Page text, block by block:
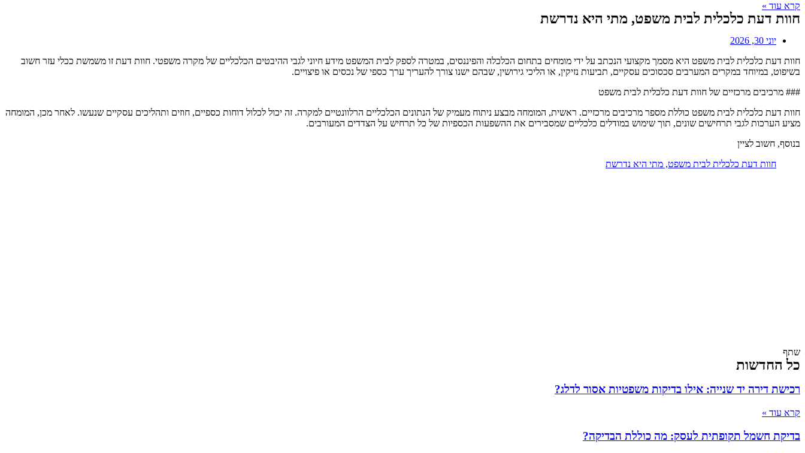
קרא עוד »
חוות דעת כלכלית לבית משפט, מתי היא נדרשת
יוני 30, 2026
חוות דעת כלכלית לבית משפט היא מסמך מקצועי הנכתב על ידי מומחים בתחום הכלכלה והפיננסים, במטרה לספק לבית המשפט מידע חיוני לגבי ההיבטים הכלכליים של מקרה משפטי. חוות דעת זו משמשת ככלי עזר חשוב
בשיפוט, במיוחד במקרים המערבים סכסוכים עסקיים, תביעות נזיקין, או הליכי גירושין, שבהם ישנו צורך להעריך ערך כספי של נכסים או פיצויים.
### מרכיבים מרכזיים של חוות דעת כלכלית לבית משפט
חוות דעת כלכלית לבית משפט כוללת מספר מרכיבים מרכזיים. ראשית, המומחה מבצע ניתוח מעמיק של הנתונים הכלכליים הרלוונטיים למקרה. זה יכול לכלול דוחות כספיים, חוזים ותהליכים עסקיים שנעשו. לאחר מכן, המומחה
מציע הערכות לגבי תרחישים שונים, תוך שימוש במודלים כלכליים שמסבירים את ההשפעות הכספיות של כל תרחיש על הצדדים המעורבים.
בנוסף, חשוב לציין
חוות דעת כלכלית לבית משפט, מתי היא נדרשת
שתף
כל החדשות
רכישת דירה יד שנייה: אילו בדיקות משפטיות אסור לדלג?
קרא עוד »
בדיקת חשמל תקופתית לעסק: מה כוללת הבדיקה?